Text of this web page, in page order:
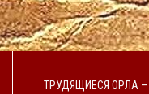
ТРУДЯЩИЕСЯ ОРЛА –